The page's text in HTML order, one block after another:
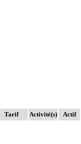
Tarif Activité(s) Actif